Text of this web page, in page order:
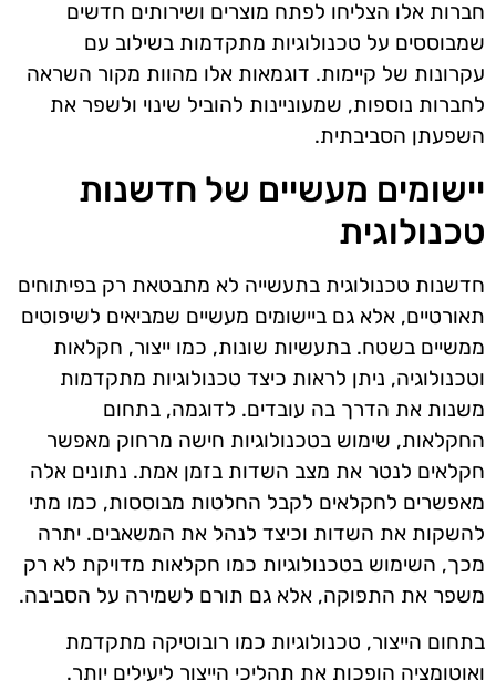
חברות אלו הצליחו לפתח מוצרים ושירותים חדשים
שמבוססים על טכנולוגיות מתקדמות בשילוב עם
עקרונות של קיימות. דוגמאות אלו מהוות מקור השראה
לחברות נוספות, שמעוניינות להוביל שינוי ולשפר את
השפעתן הסביבתית.
יישומים מעשיים של חדשנות
טכנולוגית
חדשנות טכנולוגית בתעשייה לא מתבטאת רק בפיתוחים
תאורטיים, אלא גם ביישומים מעשיים שמביאים לשיפוטים
ממשיים בשטח. בתעשיות שונות, כמו ייצור, חקלאות
וטכנולוגיה, ניתן לראות כיצד טכנולוגיות מתקדמות
משנות את הדרך בה עובדים. לדוגמה, בתחום
החקלאות, שימוש בטכנולוגיות חישה מרחוק מאפשר
חקלאים לנטר את מצב השדות בזמן אמת. נתונים אלה
מאפשרים לחקלאים לקבל החלטות מבוססות, כמו מתי
להשקות את השדות וכיצד לנהל את המשאבים. יתרה
מכך, השימוש בטכנולוגיות כמו חקלאות מדויקת לא רק
משפר את התפוקה, אלא גם תורם לשמירה על הסביבה.
בתחום הייצור, טכנולוגיות כמו רובוטיקה מתקדמת
ואוטומציה הופכות את תהליכי הייצור ליעילים יותר.